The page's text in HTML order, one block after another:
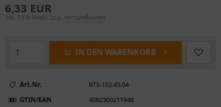
6,33 EUR
inkl. 19 % MwSt. zzgl. Versandkosten
IN DEN WARENKORB
Art.Nr.
BTS-102.45.04
GTIN/EAN
4082300211948